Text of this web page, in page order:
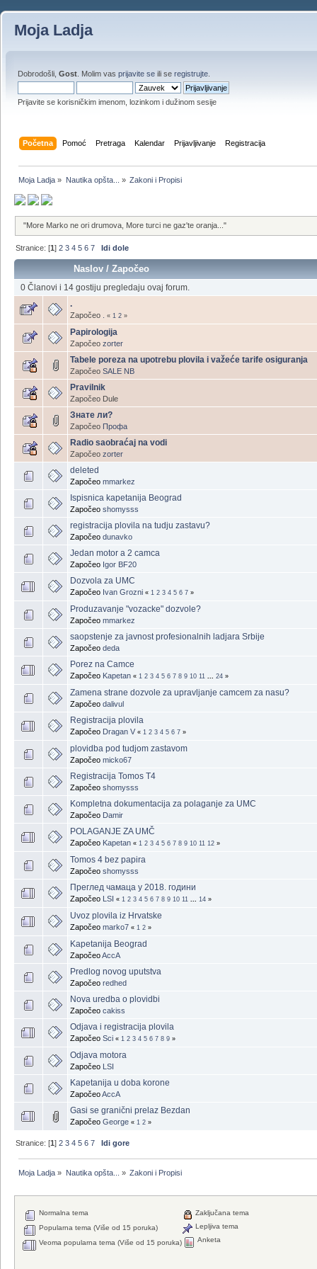
Moja Ladja
Dobrodošli, Gost . Molim vas prijavite se ili se registrujte
Prijavite se korisničkim imenom, lozinkom i dužinom sesije
Početna Pomoć Pretraga Kalendar Prijavljivanje Registracija
Moja Ladja » Nautika opšta... » Zakoni i Propisi
"More Marko ne ori drumova, More turci ne gaz'te oranja..."
Stranice: [1]2 3 4 5 6 7 Idi dole
Naslov /Započeo
0 Članovi i 14 gostiju pregledaju ovaj forum.
.
Započeo « 1 2 »
Papirologija
Započeo zorter
Tabele poreza na upotrebu plovila i važeće tarife osiguranja
Započeo SALE NB
Pravilnik
Započeo Dule
Знате ли?
Započeo Профа
Radio saobraćaj na vodi
Započeo zorter
deleted
Započeo mmarkez
Ispisnica kapetanija Beograd
Započeo shomysss
registracija plovila na tudju zastavu?
Započeo dunavko
Jedan motor a 2 camca
Započeo Igor BF20
Dozvola za UMC
Započeo Ivan Grozni « 1 2 3 4 5 6 7 »
Produzavanje "vozacke" dozvole?
Započeo mmarkez
saopstenje za javnost profesionalnih ladjara Srbije
Započeo deda
Porez na Camce
Započeo Kapetan « 1 2 3 4 5 6 7 8 9 10 11 24 »
Zamena strane dozvole za upravljanje camcem za nasu?
Započeo dalivul
Registracija plovila
Započeo Dragan V « 1 2 3 4 5 6 7 »
plovidba pod tudjom zastavom
Započeo micko67
Registracija Tomos T4
Započeo shomysss
Kompletna dokumentacija za polaganje za UMC
Započeo Damir
POLAGANJE ZA UMČ
Započeo Kapetan « 1 2 3 4 5 6 7 8 9 10 11 12 »
Tomos 4 bez papira
Započeo shomysss
Преглед чамаца у 2018. години
Započeo LSI « 1 2 3 4 5 6 7 8 9 10 11 14 »
Uvoz plovila iz Hrvatske
Započeo marko7 « 1 2 »
Kapetanija Beograd
ZapočeoAccA
Predlog novog uputstva
Započeo redhed
Nova uredba o plovidbi
Započeo cakiss
Odjava i registracija plovila
Započeo Sci « 1 2 3 4 5 6 7 8 9 »
Odjava motora
Započeo LSI
Kapetanija u doba korone
ZapočeoAccA
Gasi se granični prelaz Bezdan
Započeo George « 1 2 »
Stranice: [1]2 3 4 5 6 7 Idi gore
Moja Ladja » Nautika opšta... » Zakoni i Propisi
Normalna tema
Popularna tema (Više od 15 poruka)
Veoma popularna tema (Više od 15 poruka)
Zaključana tema
Lepljiva tema
Anketa